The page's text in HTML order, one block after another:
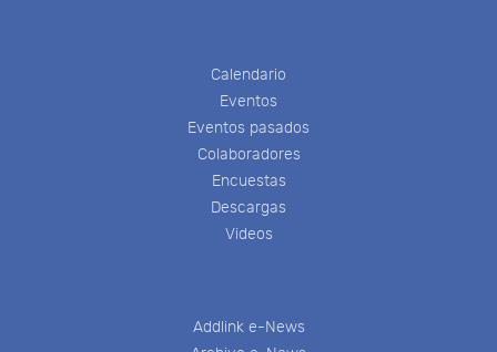
Calendario
Eventos
Eventos pasados
Colaboradores
Encuestas
Descargas
Videos
Addlink e-News